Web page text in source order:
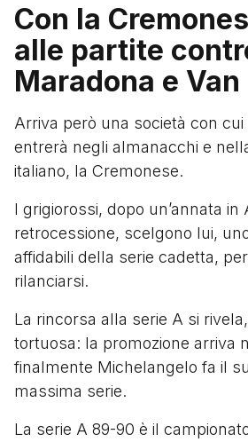
Con la
alle partite
Maradona e Van
Arriva però una società con
entrerà negli almanacchi e
italiano, la Cremonese.
I grigiorossi, dopo un’annata
retrocessione, scelgono lui,
affidabili della serie cadetta,
rilanciarsi.
La rincorsa alla serie A si
tortuosa: la promozione arriva
finalmente Michelangelo fa il
massima serie.
La serie A 89-90 è il